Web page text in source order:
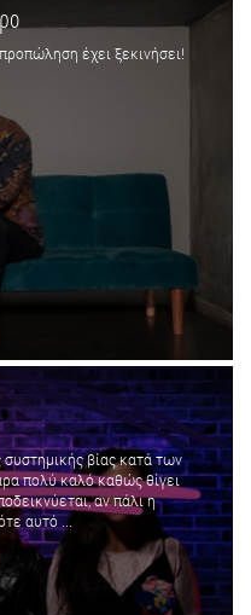
έχει ξεκινήσει!
συστημικής βίας κατά των
πολύ καλό καθώς θίγει
αν πάλι η
αυτό ...